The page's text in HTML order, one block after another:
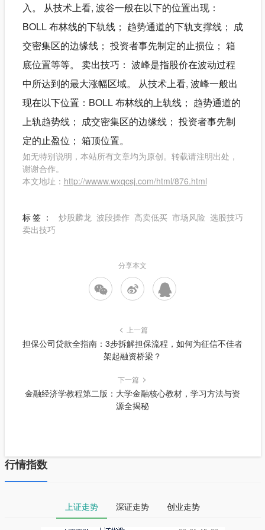
入。 从技术上看, 波谷一般在以下的位置出现：
BOLL 布林线的下轨线； 趋势通道的下轨支撑线； 成
交密集区的边缘线； 投资者事先制定的止损位； 箱
底位置等等。 卖出技巧： 波峰是指股价在波动过程
中所达到的最大涨幅区域。 从技术上看, 波峰一般出
现在以下位置：BOLL 布林线的上轨线； 趋势通道的
上轨趋势线； 成交密集区的边缘线； 投资者事先制
定的止盈位； 箱顶位置。
如无特别说明，本站所有文章均为原创。转载请注明出处，
谢谢合作。
本文地址： http://wwww.wxqcsj.com/html/876.html
标签： 炒股麟龙 波段操作 高卖低买 市场风险 选股技巧
卖出技巧
分享本文
上一篇
担保公司贷款全指南：3步拆解担保流程，如何为征信不佳者
架起融资桥梁？
下一篇
金融经济学教程第二版：大学金融核心教材，学习方法与资
源全揭秘
行情指数
上证走势 深证走势 创业走势